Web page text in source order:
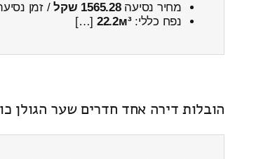
מחיר נסיעה1565.28 שקל / זמן
נפח כללי:22.2м³
[…]
הובלות דירה אחד חדרים שער הגולן